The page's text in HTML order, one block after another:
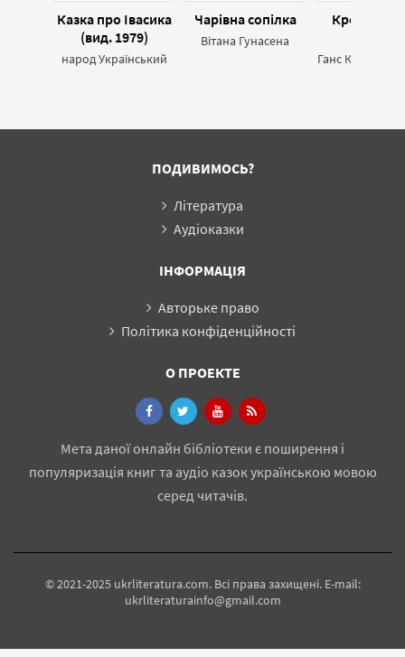
Казка про Івасика
(вид. 1979)
народ Український
Чарівна сопілка
Вітана Гунасена
Кресало
ПОДИВИМОСЬ?
Література
Аудіоказки
ІНФОРМАЦІЯ
Авторьке право
Політика конфіденційності
О ПРОЕКТЕ
Мета даної онлайн бібліотеки є поширення і
популяризація книг та аудіо казок українською мовою
серед читачів.
© 2021-2025 ukrliteratura.com. Всі права захищені. E-mail:
ukrliteraturainfo@gmail.com